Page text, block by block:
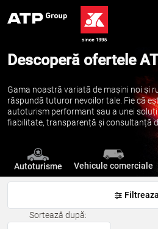
Descoperă ofertele
Gama noastră variată de mașini noi și
răspundă tuturor nevoilor tale. Fie că
autoturism performant sau a unei
fiabilitate, transparență și consultanță
Autoturisme Vehicule comerciale
Filtreaza
Sortează după: